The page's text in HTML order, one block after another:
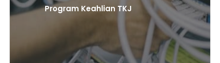
Program Keahlian TKJ